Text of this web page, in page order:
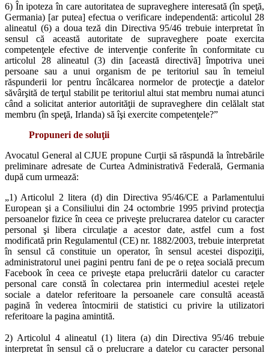
6) În ipoteza în care autoritatea de supraveghere interesată (în speţă,
Germania) [ar putea] efectua o verificare independentă: articolul 28
alineatul (6) a doua teză din Directiva 95/46 trebuie interpretat în
sensul că această autoritate de supraveghere poate exercita
competenţele efective de intervenţie conferite în conformitate cu
articolul 28 alineatul (3) din [această directivă] împotriva unei
persoane sau a unui organism de pe teritoriul sau în temeiul
răspunderii lor pentru încălcarea normelor de protecţie a datelor
săvârşită de terţul stabilit pe teritoriul altui stat membru numai atunci
când a solicitat anterior autorităţii de supraveghere din celălalt stat
membru (în speţă, Irlanda) să îşi exercite competenţele?”
Propuneri de soluţii
Avocatul General al CJUE propune Curţii să răspundă la întrebările
preliminare adresate de Curtea Administrativă Federală, Germania
după cum urmează:
„1) Articolul 2 litera (d) din Directiva 95/46/CE a Parlamentului
European şi a Consiliului din 24 octombrie 1995 privind protecţia
persoanelor fizice în ceea ce priveşte prelucrarea datelor cu caracter
personal şi libera circulaţie a acestor date, astfel cum a fost
modificată prin Regulamentul (CE) nr. 1882/2003, trebuie interpretat
în sensul că constituie un operator, în sensul acestei dispoziţii,
administratorul unei pagini pentru fani de pe o reţea socială precum
Facebook în ceea ce priveşte etapa prelucrării datelor cu caracter
personal care constă în colectarea prin intermediul acestei reţele
sociale a datelor referitoare la persoanele care consultă această
pagină în vederea întocmirii de statistici cu privire la utilizatori
referitoare la pagina amintită.
2) Articolul 4 alineatul (1) litera (a) din Directiva 95/46 trebuie
interpretat în sensul că o prelucrare a datelor cu caracter personal